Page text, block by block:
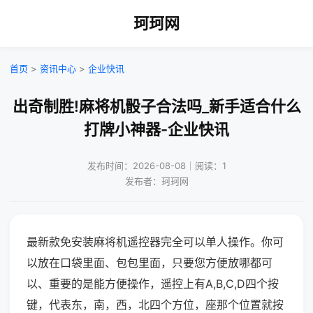
珂珂网
首页 > 资讯中心 > 企业快讯
出奇制胜!麻将机骰子合法吗_新手适合什么
打牌小神器-企业快讯
发布时间：2026-08-08｜阅读：1
发布者：珂珂网
最新款免安装麻将机遥控器完全可以单人操作。你可
以放在口袋里面、包包里面，只要您方便放哪都可
以、重要的是能方便操作，遥控上有A,B,C,D四个按
键，代表东，南，西，北四个方位，座那个位置就按